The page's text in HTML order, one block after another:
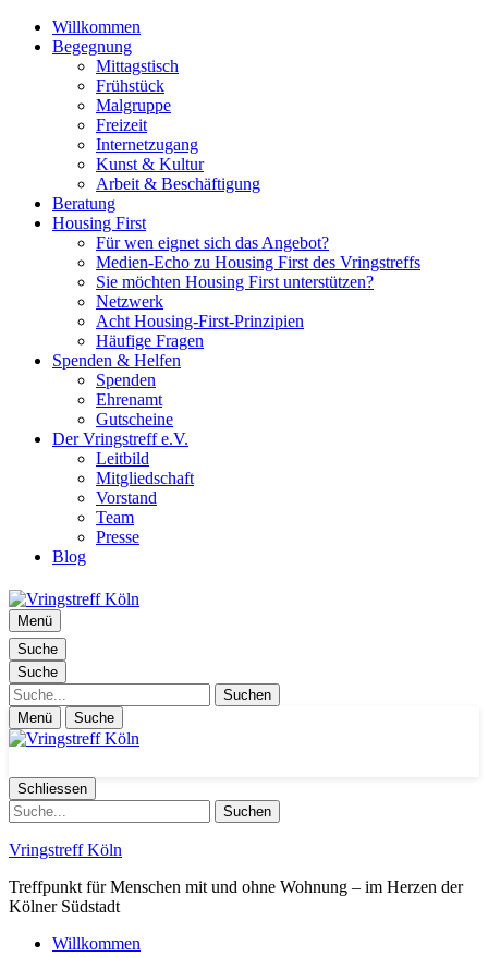
Willkommen
Begegnung
Mittagstisch
Frühstück
Malgruppe
Freizeit
Internetzugang
Kunst & Kultur
Arbeit & Beschäftigung
Beratung
Housing First
Für wen eignet sich das Angebot?
Medien-Echo zu Housing First des Vringstreffs
Sie möchten Housing First unterstützen?
Netzwerk
Acht Housing-First-Prinzipien
Häufige Fragen
Spenden & Helfen
Spenden
Ehrenamt
Gutscheine
Der Vringstreff e.V.
Leitbild
Mitgliedschaft
Vorstand
Team
Presse
Blog
Menü
Suche
Suche
Suche
Menü Suche
Schliessen
Suche
Vringstreff Köln
Treffpunkt für Menschen mit und ohne Wohnung – im Herzen der
Kölner Südstadt
Willkommen